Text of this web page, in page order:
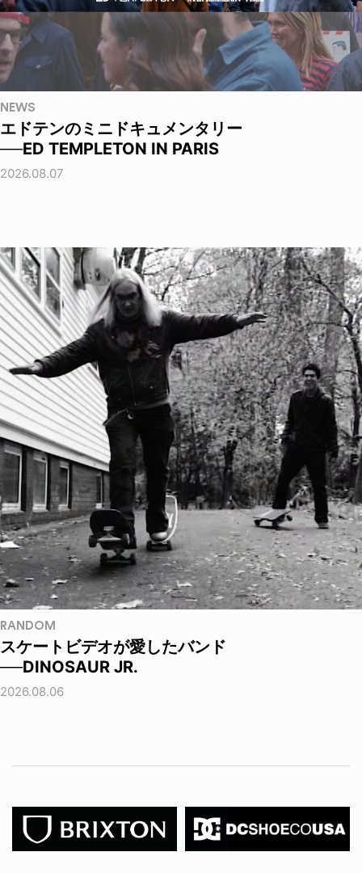
NEWS
エドテンのミニドキュメンタリー
──ED TEMPLETON IN PARIS
2026.08.07
RANDOM
スケートビデオが愛したバンド
──DINOSAUR JR.
2026.08.06